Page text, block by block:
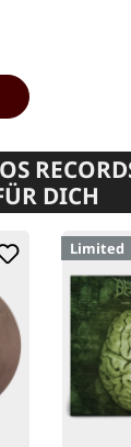
DICH
Limited